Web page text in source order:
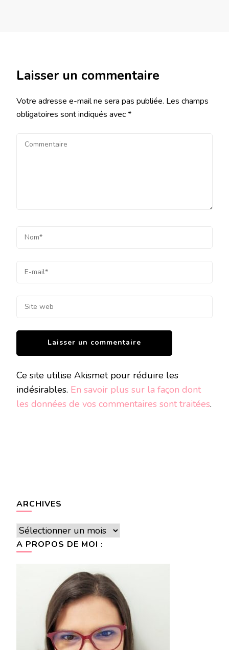
Laisser un commentaire
Votre adresse e-mail ne sera pas publiée. Les champs
obligatoires sont indiqués avec*
Ce site utilise Akismet pour réduire les
indésirables. En savoir plus sur la façon dont
les données de vos commentaires sont traitées.
ARCHIVES
Archives
A PROPOS DE MOI :